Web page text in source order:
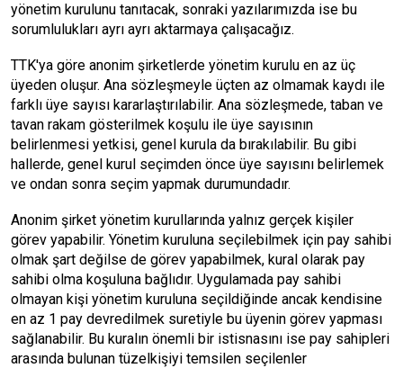
yönetim kurulunu tanıtacak, sonraki yazılarımızda ise bu
sorumlulukları ayrı ayrı aktarmaya çalışacağız.
TTK'ya göre anonim şirketlerde yönetim kurulu en az üç
üyeden oluşur. Ana sözleşmeyle üçten az olmamak kaydı ile
farklı üye sayısı kararlaştırılabilir. Ana sözleşmede, taban ve
tavan rakam gösterilmek koşulu ile üye sayısının
belirlenmesi yetkisi, genel kurula da bırakılabilir. Bu gibi
hallerde, genel kurul seçimden önce üye sayısını belirlemek
ve ondan sonra seçim yapmak durumundadır.
Anonim şirket yönetim kurullarında yalnız gerçek kişiler
görev yapabilir. Yönetim kuruluna seçilebilmek için pay sahibi
olmak şart değilse de görev yapabilmek, kural olarak pay
sahibi olma koşuluna bağlıdır. Uygulamada pay sahibi
olmayan kişi yönetim kuruluna seçildiğinde ancak kendisine
en az 1 pay devredilmek suretiyle bu üyenin görev yapması
sağlanabilir. Bu kuralın önemli bir istisnasını ise pay sahipleri
arasında bulunan tüzelkişiyi temsilen seçilenler